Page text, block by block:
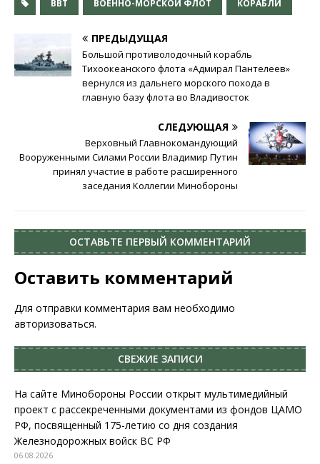
ВВТ ВОЕННО-МОРСКОЙ ФЛОТ КОРАБЛИ
ПРЕДЫДУЩАЯ
Большой противолодочный корабль
Тихоокеанского флота «Адмирал Пантелеев»
вернулся из дальнего морского похода в
главную базу флота во Владивосток
СЛЕДУЮЩАЯ
Верховный Главнокомандующий
Вооруженными Силами России Владимир Путин
принял участие в работе расширенного
заседания Коллегии Минобороны
ОСТАВЬТЕ ПЕРВЫЙ КОММЕНТАРИЙ
Оставить комментарий
Для отправки комментария вам необходимо
авторизоваться.
СВЕЖИЕ ЗАПИСИ
На сайте Минобороны России открыт мультимедийный
проект с рассекреченными документами из фондов ЦАМО
РФ, посвященный 175-летию со дня создания
Железнодорожных войск ВС РФ
06.08.2026